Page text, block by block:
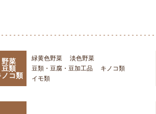
野菜
豆類
ノコ類
緑黄色野菜
淡色野菜
豆類・豆腐・豆加工品
キノコ類
イモ類